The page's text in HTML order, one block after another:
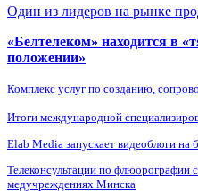
Один из лидеров на рынке
«Белтелеком» находится в
положении»
Комплекс услуг по созданию,
Итоги международной
Elab Media запускает видеоблоги на
Телеконсультации по флюорографии
медучреждениях Минска